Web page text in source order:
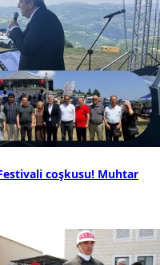
coşkusu! Muhtar